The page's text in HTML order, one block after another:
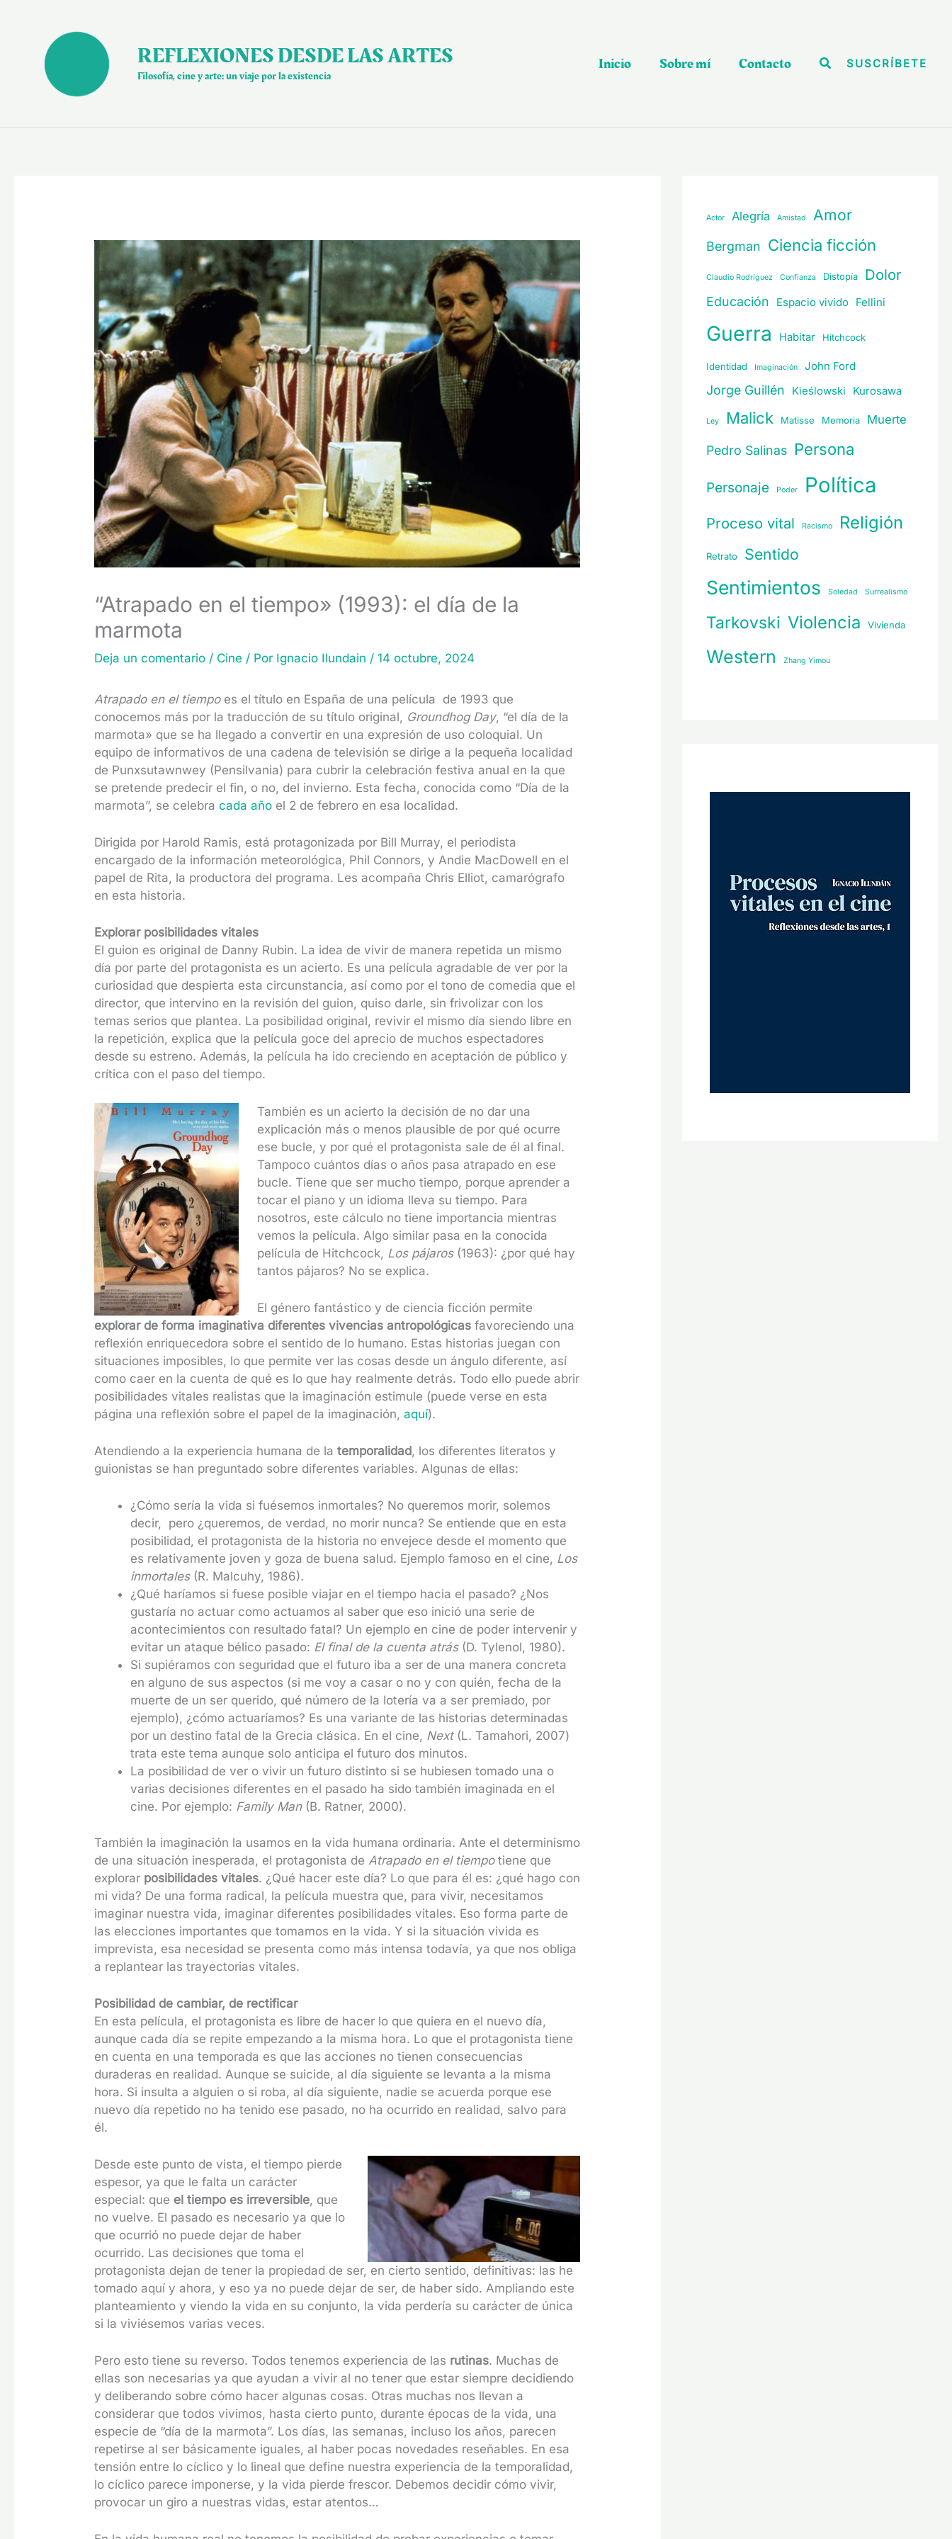
contenido
REFLEXIONES DESDE LAS ARTES
Filosofía, cine y arte: un viaje por la existencia
Inicio Sobre mí Contacto BuscarSUSCRÍBETE
“Atrapado en el tiempo» (1993): el día de la
marmota
Deja un comentario / Cine / Por Ignacio Ilundain /14 octubre, 2024
Atrapado en el tiempoes el título en España de una película de 1993 que
conocemos más por la traducción de su título original, Groundhog Day, “el día de la
marmota» que se ha llegado a convertir en una expresión de uso coloquial. Un
equipo de informativos de una cadena de televisión se dirige a la pequeña localidad
de Punxsutawnwey (Pensilvania) para cubrir la celebración festiva anual en la que
se pretende predecir el fin, o no, del invierno. Esta fecha, conocida como “Día de la
marmota”, se celebracada año el 2 de febrero en esa localidad.
Dirigida por Harold Ramis, está protagonizada por Bill Murray, el periodista
encargado de la información meteorológica, Phil Connors, y Andie MacDowell en el
papel de Rita, la productora del programa. Les acompaña Chris Elliot, camarógrafo
en esta historia.
Explorar posibilidades vitales
El guion es original de Danny Rubin. La idea de vivir de manera repetida un mismo
día por parte del protagonista es un acierto. Es una película agradable de ver por la
curiosidad que despierta esta circunstancia, así como por el tono de comedia que el
director, que intervino en la revisión del guion, quiso darle, sin frivolizar con los
temas serios que plantea. La posibilidad original, revivir el mismo día siendo libre en
la repetición, explica que la película goce del aprecio de muchos espectadores
desde su estreno. Además, la película ha ido creciendo en aceptación de público y
crítica con el paso del tiempo.
También es un acierto la decisión de no dar una
explicación más o menos plausible de por qué ocurre
ese bucle, y por qué el protagonista sale de él al final.
Tampoco cuántos días o años pasa atrapado en ese
bucle. Tiene que ser mucho tiempo, porque aprender a
tocar el piano y un idioma lleva su tiempo. Para
nosotros, este cálculo no tiene importancia mientras
vemos la película. Algo similar pasa en la conocida
película de Hitchcock, Los pájaros(1963): ¿por qué hay
tantos pájaros? No se explica.
El género fantástico y de ciencia ficción permite
explorar de forma imaginativa diferentes vivencias antropológicas favoreciendo una
reflexión enriquecedora sobre el sentido de lo humano. Estas historias juegan con
situaciones imposibles, lo que permite ver las cosas desde un ángulo diferente, así
como caer en la cuenta de qué es lo que hay realmente detrás. Todo ello puede abrir
posibilidades vitales realistas que la imaginación estimule (puede verse en esta
página una reflexión sobre el papel de la imaginación,aquí).
Atendiendo a la experiencia humana de latemporalidad, los diferentes literatos y
guionistas se han preguntado sobre diferentes variables. Algunas de ellas:
¿Cómo sería la vida si fuésemos inmortales? No queremos morir, solemos
decir, pero ¿queremos, de verdad, no morir nunca? Se entiende que en esta
posibilidad, el protagonista de la historia no envejece desde el momento que
es relativamente joven y goza de buena salud. Ejemplo famoso en el cine, Los
inmortales(R. Malcuhy, 1986).
¿Qué haríamos si fuese posible viajar en el tiempo hacia el pasado? ¿Nos
gustaría no actuar como actuamos al saber que eso inició una serie de
acontecimientos con resultado fatal? Un ejemplo en cine de poder intervenir y
evitar un ataque bélico pasado: El final de la cuenta atrás(D. Tylenol, 1980).
Si supiéramos con seguridad que el futuro iba a ser de una manera concreta
en alguno de sus aspectos (si me voy a casar o no y con quién, fecha de la
muerte de un ser querido, qué número de la lotería va a ser premiado, por
ejemplo), ¿cómo actuaríamos? Es una variante de las historias determinadas
por un destino fatal de la Grecia clásica. En el cine, Next (L. Tamahori, 2007)
trata este tema aunque solo anticipa el futuro dos minutos.
La posibilidad de ver o vivir un futuro distinto si se hubiesen tomado una o
varias decisiones diferentes en el pasado ha sido también imaginada en el
cine. Por ejemplo: Family Man(B. Ratner, 2000).
También la imaginación la usamos en la vida humana ordinaria. Ante el determinismo
de una situación inesperada, el protagonista de Atrapado en el tiempotiene que
explorar posibilidades vitales. ¿Qué hacer este día? Lo que para él es: ¿qué hago con
mi vida? De una forma radical, la película muestra que, para vivir, necesitamos
imaginar nuestra vida, imaginar diferentes posibilidades vitales. Eso forma parte de
las elecciones importantes que tomamos en la vida. Y si la situación vivida es
imprevista, esa necesidad se presenta como más intensa todavía, ya que nos obliga
a replantear las trayectorias vitales.
Posibilidad de cambiar, de rectificar
En esta película, el protagonista es libre de hacer lo que quiera en el nuevo día,
aunque cada día se repite empezando a la misma hora. Lo que el protagonista tiene
en cuenta en una temporada es que las acciones no tienen consecuencias
duraderas en realidad. Aunque se suicide, al día siguiente se levanta a la misma
hora. Si insulta a alguien o si roba, al día siguiente, nadie se acuerda porque ese
nuevo día repetido no ha tenido ese pasado, no ha ocurrido en realidad, salvo para
él.
Desde este punto de vista, el tiempo pierde
espesor, ya que le falta un carácter
especial: que el tiempo es irreversible, que
no vuelve. El pasado es necesario ya que lo
que ocurrió no puede dejar de haber
ocurrido. Las decisiones que toma el
protagonista dejan de tener la propiedad de ser, en cierto sentido, definitivas: las he
tomado aquí y ahora, y eso ya no puede dejar de ser, de haber sido. Ampliando este
planteamiento y viendo la vida en su conjunto, la vida perdería su carácter de única
si la viviésemos varias veces.
Pero esto tiene su reverso. Todos tenemos experiencia de las rutinas. Muchas de
ellas son necesarias ya que ayudan a vivir al no tener que estar siempre decidiendo
y deliberando sobre cómo hacer algunas cosas. Otras muchas nos llevan a
considerar que todos vivimos, hasta cierto punto, durante épocas de la vida, una
especie de “día de la marmota”. Los días, las semanas, incluso los años, parecen
repetirse al ser básicamente iguales, al haber pocas novedades reseñables. En esa
tensión entre lo cíclico y lo lineal que define nuestra experiencia de la temporalidad,
lo cíclico parece imponerse, y la vida pierde frescor. Debemos decidir cómo vivir,
provocar un giro a nuestras vidas, estar atentos…
Actor Alegría Amistad Amor
Bergman Ciencia ficción
Claudio Rodríguez Confianza Distopía Dolor
Educación Espacio vivido Fellini
Guerra Habitar Hitchcock
Identidad Imaginación John Ford
Jorge Guillén Kieślowski Kurosawa
Ley Malick Matisse Memoria Muerte
Pedro Salinas Persona
Personaje Poder Política
Proceso vital Racismo Religión
Retrato Sentido
Sentimientos Soledad Surrealismo
Tarkovski Violencia Vivienda
Western Zhang Yimou